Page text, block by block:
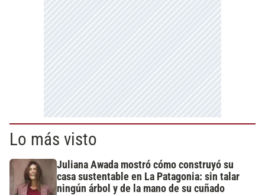
Lo más visto
Juliana Awada mostró cómo construyó su
casa sustentable en La Patagonia: sin talar
ningún árbol y de la mano de su cuñado